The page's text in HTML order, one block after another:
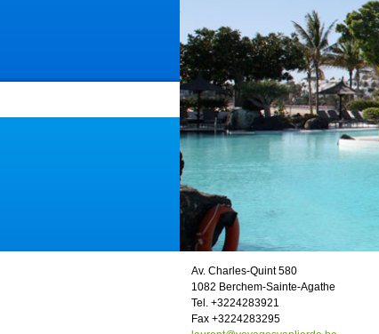
Av. Charles-Quint 580
1082 Berchem-Sainte-Agathe
Tel. +3224283921
Fax +3224283295